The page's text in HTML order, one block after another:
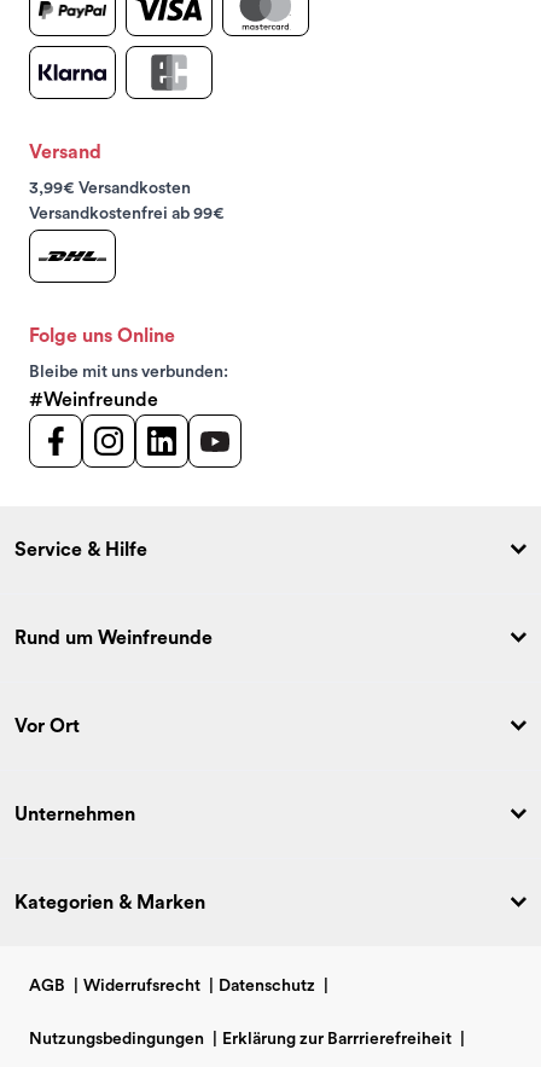
Versand
3,99€ Versandkosten
Versandkostenfrei ab 99€
Folge uns Online
Bleibe mit uns verbunden:
#Weinfreunde
Service & Hilfe
Rund um Weinfreunde
Vor Ort
Unternehmen
Kategorien & Marken
AGB Widerrufsrecht Datenschutz
Nutzungsbedingungen Erklärung zur Barrrierefreiheit